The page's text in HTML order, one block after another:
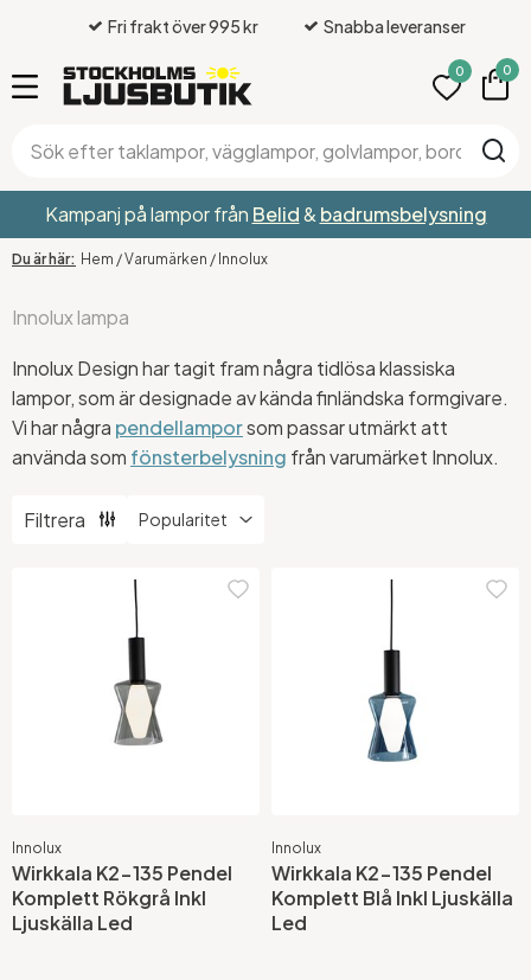
Fri frakt över 995 kr Snabba leveranser
0 0
Kampanj på lampor från Belid& badrumsbelysning
Hem /Varumärken / Innolux
Innolux lampa
Innolux Design har tagit fram några tidlösa klassiska
lampor, som är designade av kända finländska formgivare.
Vi har några pendellamporsom passar utmärkt att
använda som fönsterbelysning från varumärket Innolux.
Filtrera
Innolux
Wirkkala K2-135 Pendel
Komplett Rökgrå Inkl
Ljuskälla Led
Innolux
Wirkkala K2-135 Pendel
Komplett Blå Inkl Ljuskälla
Led